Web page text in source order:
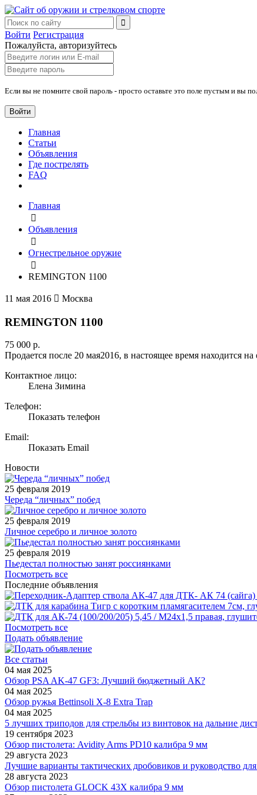
Войти Регистрация
Пожалуйста, авторизуйтесь
Если вы не помните свой пароль - просто оставьте это поле пустым и вы
Войти
Главная
Статьи
Объявления
Где пострелять
FAQ
Главная
Объявления
Огнестрельное оружие
REMINGTON 1100
11 мая 2016 Москва
REMINGTON 1100
75 000 р.
Продается после 20 мая2016, в настоящее время находится
Контактное лицо:
Елена Зимина
Телефон:
Показать телефон
Email:
Показать Email
Новости
25 февраля 2019
Череда “личных” побед
25 февраля 2019
Личное серебро и личное золото
25 февраля 2019
Пьедестал полностью занят россиянками
Посмотреть все
Последние объявления
Посмотреть все
Подать объявление
Все статьи
04 мая 2025
Обзор PSA AK-47 GF3: Лучший бюджетный АК?
04 мая 2025
Обзор ружья Bettinsoli X-8 Extra Trap
04 мая 2025
5 лучших триподов для стрельбы из винтовок на дальние
19 сентября 2023
Обзор пистолета: Avidity Arms PD10 калибра 9 мм
29 августа 2023
Лучшие варианты тактических дробовиков и руководство
28 августа 2023
Обзор пистолета GLOCK 43X калибра 9 мм